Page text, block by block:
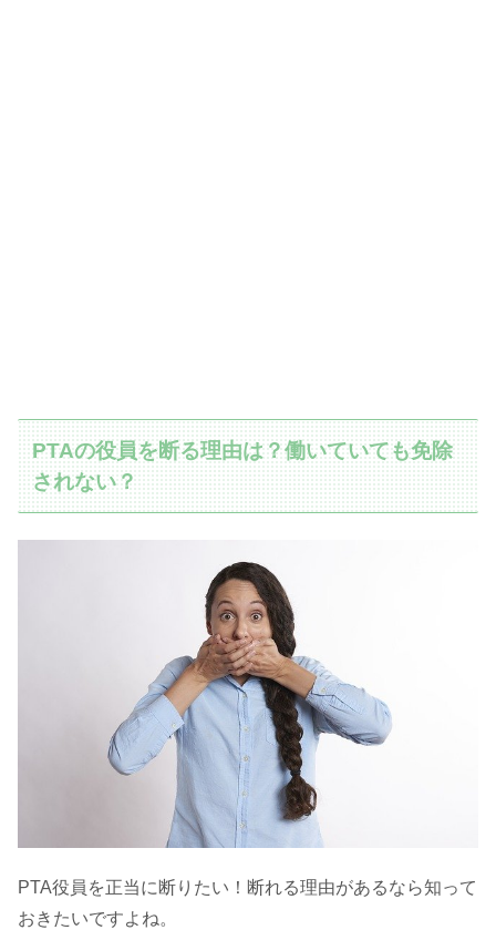
PTAの役員を断る理由は？働いていても免除
されない？
PTA役員を正当に断りたい！断れる理由があるなら知って
おきたいですよね。